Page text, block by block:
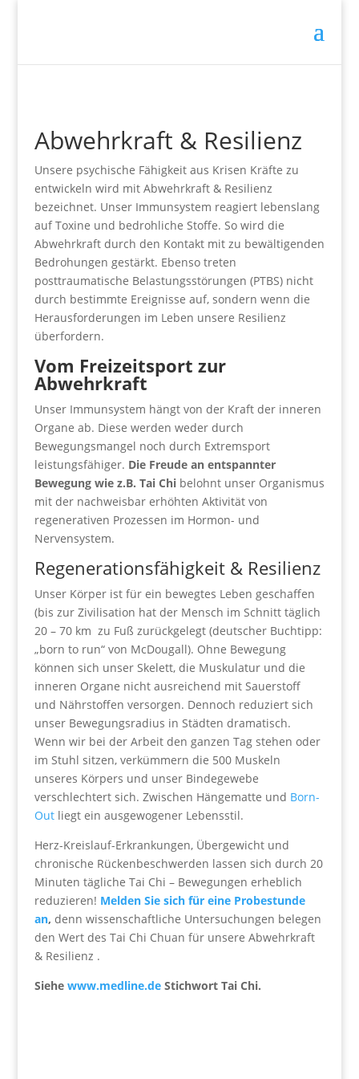
Abwehrkraft & Resilienz
Unsere psychische Fähigkeit aus Krisen Kräfte zu
entwickeln wird mit Abwehrkraft & Resilienz
bezeichnet. Unser Immunsystem reagiert lebenslang
auf Toxine und bedrohliche Stoffe. So wird die
Abwehrkraft durch den Kontakt mit zu bewältigenden
Bedrohungen gestärkt. Ebenso treten
posttraumatische Belastungsstörungen (PTBS) nicht
durch bestimmte Ereignisse auf, sondern wenn die
Herausforderungen im Leben unsere Resilienz
überfordern.
Vom Freizeitsport zur
Abwehrkraft
Unser Immunsystem hängt von der Kraft der inneren
Organe ab. Diese werden weder durch
Bewegungsmangel noch durch Extremsport
leistungsfähiger. Die Freude an entspannter
Bewegung wie z.B. Tai Chibelohnt unser Organismus
mit der nachweisbar erhöhten Aktivität von
regenerativen Prozessen im Hormon- und
Nervensystem.
Regenerationsfähigkeit & Resilienz
Unser Körper ist für ein bewegtes Leben geschaffen
(bis zur Zivilisation hat der Mensch im Schnitt täglich
20 – 70 km zu Fuß zurückgelegt (deutscher Buchtipp:
„born to run“ von McDougall). Ohne Bewegung
können sich unser Skelett, die Muskulatur und die
inneren Organe nicht ausreichend mit Sauerstoff
und Nährstoffen versorgen. Dennoch reduziert sich
unser Bewegungsradius in Städten dramatisch.
Wenn wir bei der Arbeit den ganzen Tag stehen oder
im Stuhl sitzen, verkümmern die 500 Muskeln
unseres Körpers und unser Bindegewebe
verschlechtert sich. Zwischen Hängematte und Born-
Outliegt ein ausgewogener Lebensstil.
Herz-Kreislauf-Erkrankungen, Übergewicht und
chronische Rückenbeschwerden lassen sich durch 20
Minuten tägliche Tai Chi – Bewegungen erheblich
reduzieren! Melden Sie sich für eine Probestunde
an, denn wissenschaftliche Untersuchungen belegen
den Wert des Tai Chi Chuan für unsere Abwehrkraft
& Resilienz .
Siehe www.medline.deStichwort Tai Chi.